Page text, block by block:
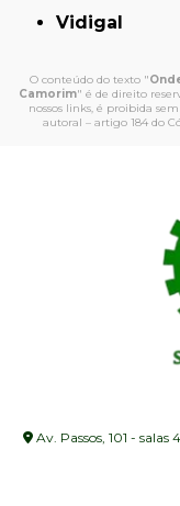
Vidigal
O conteúdo do texto "
Camorim" é de direito
nossos links, é proibida
autoral – artigo 184 do
Av. Passos, 101 -